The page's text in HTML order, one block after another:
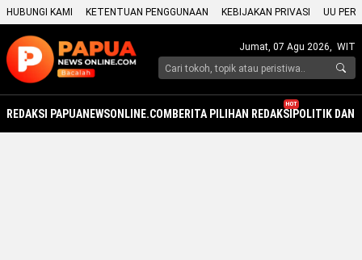
HUBUNGI KAMI KETENTUAN PENGGUNAAN KEBIJAKAN PRIVASI UU
Jumat, 07 Agu 2026, WIT
REDAKSI PAPUANEWSONLINE.COMBERITA PILIHAN REDAKSI
HOT
POLITIK DAN